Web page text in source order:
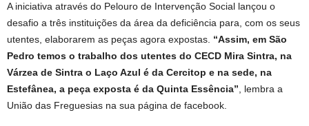
A iniciativa através do Pelouro de Intervenção Social lançou o
desafio a três instituições da área da deficiência para, com os seus
utentes, elaborarem as peças agora expostas. “Assim, em São
Pedro temos o trabalho dos utentes do CECD Mira Sintra, na
Várzea de Sintra o Laço Azul é da Cercitop e na sede, na
Estefânea, a peça exposta é da Quinta Essência”, lembra a
União das Freguesias na sua página de facebook.